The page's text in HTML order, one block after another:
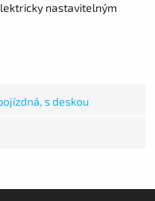
nastavitelným
s deskou